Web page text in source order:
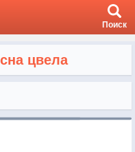
Поиск
цвела